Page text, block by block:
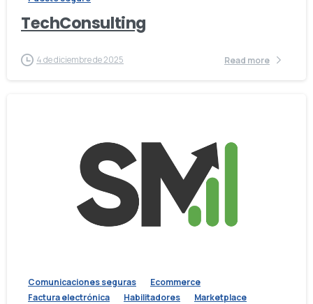
TechConsulting
4 de diciembre de 2025 Read more
Comunicaciones seguras
Ecommerce
Factura electrónica
Habilitadores
Marketplace